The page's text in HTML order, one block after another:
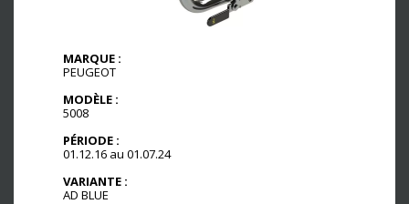
MARQUE :
PEUGEOT
MODÈLE :
5008
PÉRIODE :
01.12.16 au 01.07.24
VARIANTE :
AD BLUE